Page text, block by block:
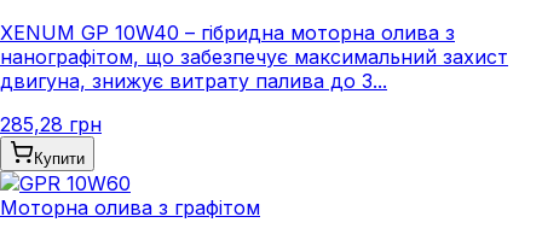
XENUM GP 10W40 – гібридна моторна олива з
нанографітом, що забезпечує максимальний захист
двигуна, знижує витрату палива до 3...
285,28 грн
Купити
Моторна олива з графітом